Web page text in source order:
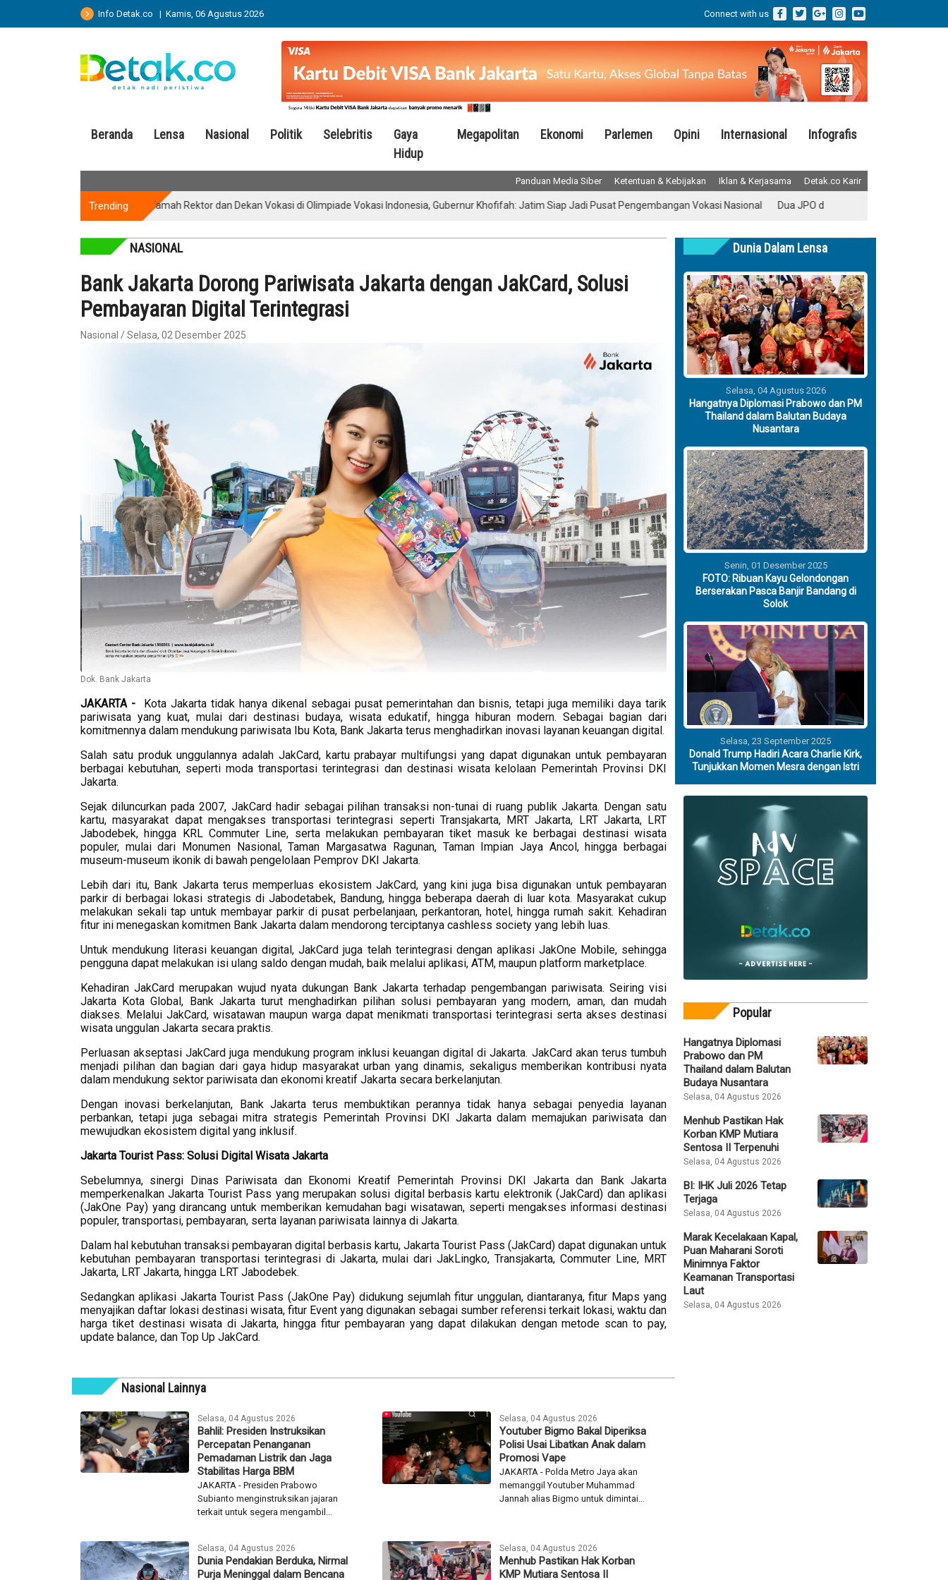
Info Detak.co | Kamis, 06 Agustus 2026 Connect with us
Beranda Lensa Nasional Politik Selebritis
Gaya
Hidup
Megapolitan Ekonomi Parlemen Opini Internasional Infografis
Panduan Media Siber Ketentuan & Kebijakan Iklan & Kerjasama Detak.co Karir
Trending
Ramah Tamah Rektor dan Dekan Vokasi di Olimpiade Vokasi Indonesia, Gubernur Khofifah: Jatim Siap Jadi Pusat Pengembangan Vokasi Nasional Dua JPO di Rasuna Said Bakal Terhubung
NASIONAL
Bank Jakarta Dorong Pariwisata Jakarta dengan JakCard, Solusi
Pembayaran Digital Terintegrasi
Nasional / Selasa, 02 Desember 2025
Dok. Bank Jakarta
JAKARTA -
Kota Jakarta tidak hanya dikenal sebagai pusat pemerintahan dan bisnis, tetapi juga memiliki daya tarik
pariwisata yang kuat, mulai dari destinasi budaya, wisata edukatif, hingga hiburan modern. Sebagai bagian dari
komitmennya dalam mendukung pariwisata Ibu Kota, Bank Jakarta terus menghadirkan inovasi layanan keuangan digital.
Salah satu produk unggulannya adalah JakCard, kartu prabayar multifungsi yang dapat digunakan untuk pembayaran
berbagai kebutuhan, seperti moda transportasi terintegrasi dan destinasi wisata kelolaan Pemerintah Provinsi DKI
Jakarta.
Sejak diluncurkan pada 2007, JakCard hadir sebagai pilihan transaksi non-tunai di ruang publik Jakarta. Dengan satu
kartu, masyarakat dapat mengakses transportasi terintegrasi seperti Transjakarta, MRT Jakarta, LRT Jakarta, LRT
Jabodebek, hingga KRL Commuter Line, serta melakukan pembayaran tiket masuk ke berbagai destinasi wisata
populer, mulai dari Monumen Nasional, Taman Margasatwa Ragunan, Taman Impian Jaya Ancol, hingga berbagai
museum-museum ikonik di bawah pengelolaan Pemprov DKI Jakarta.
Lebih dari itu, Bank Jakarta terus memperluas ekosistem JakCard, yang kini juga bisa digunakan untuk pembayaran
parkir di berbagai lokasi strategis di Jabodetabek, Bandung, hingga beberapa daerah di luar kota. Masyarakat cukup
melakukan sekali tap untuk membayar parkir di pusat perbelanjaan, perkantoran, hotel, hingga rumah sakit. Kehadiran
fitur ini menegaskan komitmen Bank Jakarta dalam mendorong terciptanya cashless society yang lebih luas.
Untuk mendukung literasi keuangan digital, JakCard juga telah terintegrasi dengan aplikasi JakOne Mobile, sehingga
pengguna dapat melakukan isi ulang saldo dengan mudah, baik melalui aplikasi, ATM, maupun platform marketplace.
Kehadiran JakCard merupakan wujud nyata dukungan Bank Jakarta terhadap pengembangan pariwisata. Seiring visi
Jakarta Kota Global, Bank Jakarta turut menghadirkan pilihan solusi pembayaran yang modern, aman, dan mudah
diakses. Melalui JakCard, wisatawan maupun warga dapat menikmati transportasi terintegrasi serta akses destinasi
wisata unggulan Jakarta secara praktis.
Perluasan akseptasi JakCard juga mendukung program inklusi keuangan digital di Jakarta. JakCard akan terus tumbuh
menjadi pilihan dan bagian dari gaya hidup masyarakat urban yang dinamis, sekaligus memberikan kontribusi nyata
dalam mendukung sektor pariwisata dan ekonomi kreatif Jakarta secara berkelanjutan.
Dengan inovasi berkelanjutan, Bank Jakarta terus membuktikan perannya tidak hanya sebagai penyedia layanan
perbankan, tetapi juga sebagai mitra strategis Pemerintah Provinsi DKI Jakarta dalam memajukan pariwisata dan
mewujudkan ekosistem digital yang inklusif.
Jakarta Tourist Pass: Solusi Digital Wisata Jakarta
Sebelumnya, sinergi Dinas Pariwisata dan Ekonomi Kreatif Pemerintah Provinsi DKI Jakarta dan Bank Jakarta
memperkenalkan Jakarta Tourist Pass yang merupakan solusi digital berbasis kartu elektronik (JakCard) dan aplikasi
(JakOne Pay) yang dirancang untuk memberikan kemudahan bagi wisatawan, seperti mengakses informasi destinasi
populer, transportasi, pembayaran, serta layanan pariwisata lainnya di Jakarta.
Dalam hal kebutuhan transaksi pembayaran digital berbasis kartu, Jakarta Tourist Pass (JakCard) dapat digunakan untuk
kebutuhan pembayaran transportasi terintegrasi di Jakarta, mulai dari JakLingko, Transjakarta, Commuter Line, MRT
Jakarta, LRT Jakarta, hingga LRT Jabodebek.
Sedangkan aplikasi Jakarta Tourist Pass (JakOne Pay) didukung sejumlah fitur unggulan, diantaranya, fitur Maps yang
menyajikan daftar lokasi destinasi wisata, fitur Event yang digunakan sebagai sumber referensi terkait lokasi, waktu dan
harga tiket destinasi wisata di Jakarta, hingga fitur pembayaran yang dapat dilakukan dengan metode scan to pay,
update balance, dan Top Up JakCard.
Nasional Lainnya
Selasa, 04 Agustus 2026
Bahlil: Presiden Instruksikan
Percepatan Penanganan
Pemadaman Listrik dan Jaga
Stabilitas Harga BBM
JAKARTA - Presiden Prabowo
Subianto menginstruksikan jajaran
terkait untuk segera mengambil...
Selasa, 04 Agustus 2026
Youtuber Bigmo Bakal Diperiksa
Polisi Usai Libatkan Anak dalam
Promosi Vape
JAKARTA - Polda Metro Jaya akan
memanggil Youtuber Muhammad
Jannah alias Bigmo untuk dimintai...
Selasa, 04 Agustus 2026
Dunia Pendakian Berduka, Nirmal
Purja Meninggal dalam Bencana
Selasa, 04 Agustus 2026
Menhub Pastikan Hak Korban
KMP Mutiara Sentosa II
Dunia Dalam Lensa
Selasa, 04 Agustus 2026
Hangatnya Diplomasi Prabowo dan PM
Thailand dalam Balutan Budaya
Nusantara
Senin, 01 Desember 2025
FOTO: Ribuan Kayu Gelondongan
Berserakan Pasca Banjir Bandang di
Solok
Selasa, 23 September 2025
Donald Trump Hadiri Acara Charlie Kirk,
Tunjukkan Momen Mesra dengan Istri
Popular
Hangatnya Diplomasi
Prabowo dan PM
Thailand dalam Balutan
Budaya Nusantara
Selasa, 04 Agustus 2026
Menhub Pastikan Hak
Korban KMP Mutiara
Sentosa II Terpenuhi
Selasa, 04 Agustus 2026
BI: IHK Juli 2026 Tetap
Terjaga
Selasa, 04 Agustus 2026
Marak Kecelakaan Kapal,
Puan Maharani Soroti
Minimnya Faktor
Keamanan Transportasi
Laut
Selasa, 04 Agustus 2026